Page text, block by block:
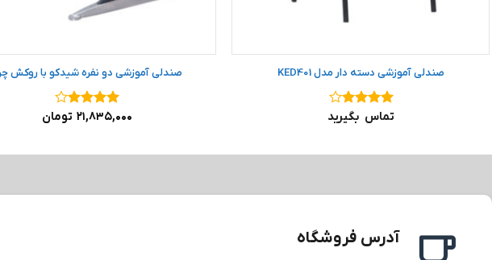
صندلی آموزشی دسته دار مدل KED401
نمره ۴
تماس بگیرید
صندلی آموزشی دو نفره شیدکو با روکش
نمره۴
۲۱,۸۳۵,۰۰۰ تومان
آدرس فروشگاه